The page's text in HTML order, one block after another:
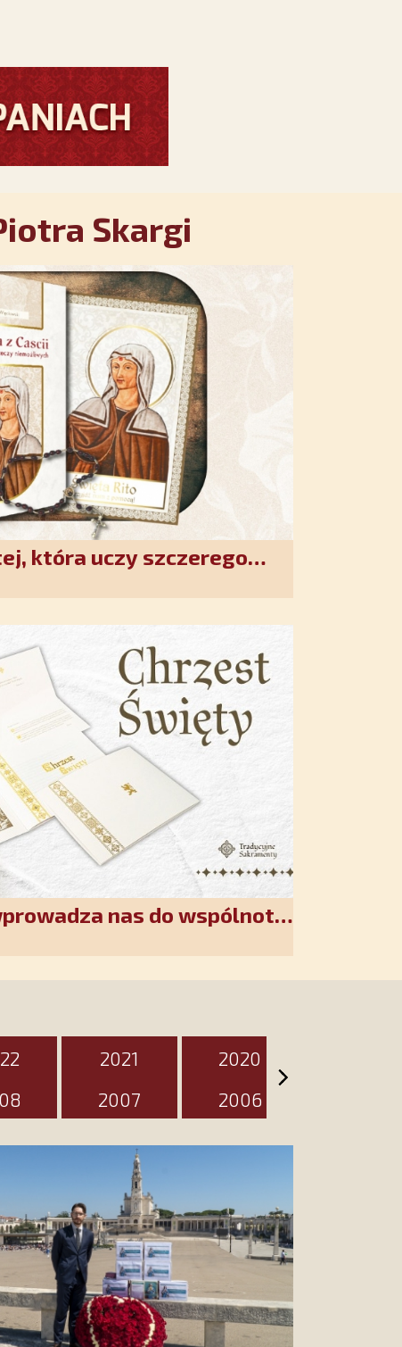
Skargi
która uczy szczerego
wzmocnienie i
nas do wspólnoty
jest przygotowany na
2021 2020
2007 2006